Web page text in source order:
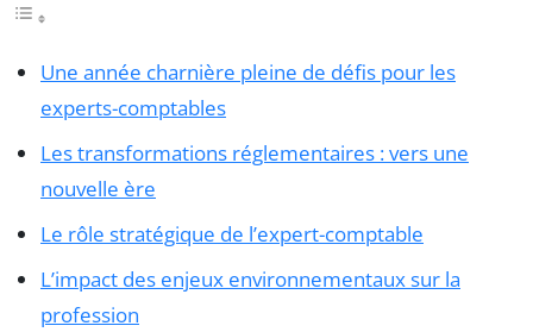
Une année charnière pleine de défis pour les
experts-comptables
Les transformations réglementaires : vers une
nouvelle ère
Le rôle stratégique de l’expert-comptable
L’impact des enjeux environnementaux sur la
profession